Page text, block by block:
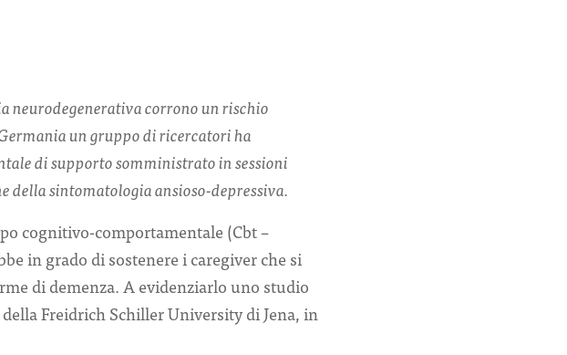
neurodegenerativa corrono un rischio
un gruppo di ricercatori ha
di supporto somministrato in sessioni
sintomatologia ansioso-depressiva.
cognitivo-comportamentale (Cbt –
in grado di sostenere i caregiver che si
di demenza. A evidenziarlo uno studio
Freidrich Schiller University di Jena, in